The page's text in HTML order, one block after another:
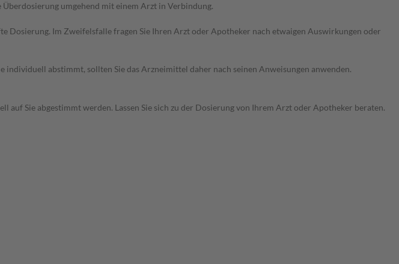
umgehend mit einem Arzt in Verbindung.
Dosierung. Im Zweifelsfalle fragen Sie Ihren Arzt oder Apotheker nach etwaigen Auswirkungen oder
abstimmt, sollten Sie das Arzneimittel daher nach seinen Anweisungen anwenden.
Sie abgestimmt werden. Lassen Sie sich zu der Dosierung von Ihrem Arzt oder Apotheker beraten.